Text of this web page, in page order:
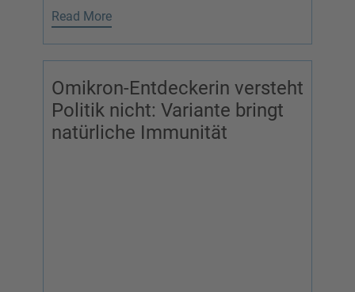
Read More
Omikron-Entdeckerin versteht
Politik nicht: Variante bringt
natürliche Immunität